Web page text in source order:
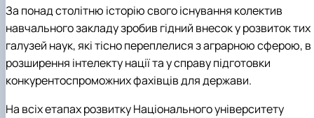
За понад столітню історію свого існування колектив
навчального закладу зробив гідний внесок у розвиток тих
галузей наук, які тісно переплелися з аграрною сферою, в
розширення інтелекту нації та у справу підготовки
конкурентоспроможних фахівців для держави.
На всіх етапах розвитку Національного університету